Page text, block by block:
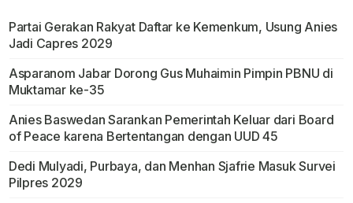
Partai Gerakan Rakyat Daftar ke Kemenkum, Usung Anies
Jadi Capres 2029
Asparanom Jabar Dorong Gus Muhaimin Pimpin PBNU di
Muktamar ke-35
Anies Baswedan Sarankan Pemerintah Keluar dari Board
of Peace karena Bertentangan dengan UUD 45
Dedi Mulyadi, Purbaya, dan Menhan Sjafrie Masuk Survei
Pilpres 2029